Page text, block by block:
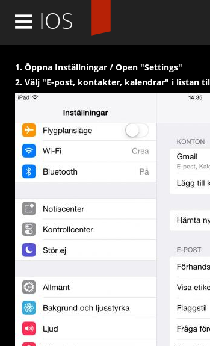
IOS
1. Öppna Inställningar / Open "Settings"
2. Välj "E-post, kontakter, kalendrar" i listan